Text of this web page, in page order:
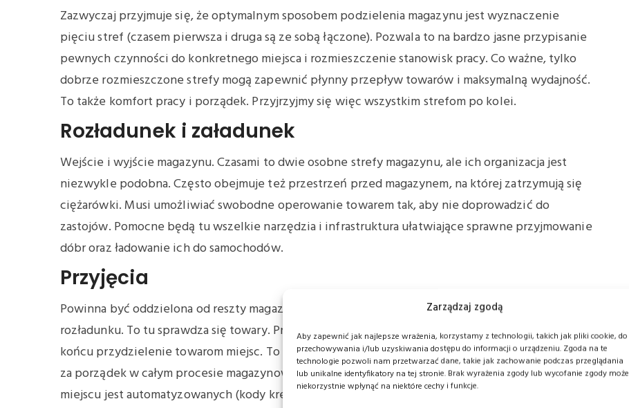
Zarządzaj zgodą
Aby zapewnić jak najlepsze wrażenia, korzystamy z technologii, takich jak pliki cookie, do
przechowywania i/lub uzyskiwania dostępu do informacji o urządzeniu. Zgoda na te
technologie pozwoli nam przetwarzać dane, takie jak zachowanie podczas przeglądania
lub unikalne identyfikatory na tej stronie. Brak wyrażenia zgody lub wycofanie zgody może
niekorzystnie wpłynąć na niektóre cechy i funkcje.
Zazwyczaj przyjmuje się, że optymalnym sposobem podzielenia magazynu jest wyznaczenie
pięciu stref (czasem pierwsza i druga są ze sobą łączone). Pozwala to na bardzo jasne przypisanie
pewnych czynności do konkretnego miejsca i rozmieszczenie stanowisk pracy. Co ważne, tylko
dobrze rozmieszczone strefy mogą zapewnić płynny przepływ towarów i maksymalną wydajność.
To także komfort pracy i porządek. Przyjrzyjmy się więc wszystkim strefom po kolei.
Rozładunek i załadunek
Wejście i wyjście magazynu. Czasami to dwie osobne strefy magazynu, ale ich organizacja jest
niezwykle podobna. Często obejmuje też przestrzeń przed magazynem, na której zatrzymują się
ciężarówki. Musi umożliwiać swobodne operowanie towarem tak, aby nie doprowadzić do
zastojów. Pomocne będą tu wszelkie narzędzia i infrastruktura ułatwiające sprawne przyjmowanie
dóbr oraz ładowanie ich do samochodów.
Przyjęcia
Powinna być oddzielona od reszty magazynu, a jednocześnie umieszczona blisko strefy
rozładunku. To tu sprawdza się towary. Przeprowadzana jest kontrola jakości, sortowanie, a na
końcu przydzielenie towarom miejsc. To niezwykle ważna strefa, gdyż to właśnie ona odpowiada
za porządek w całym procesie magazynowania. W ostatnich latach coraz więcej czynności w tym
miejscu jest automatyzowanych (kody kreskowe, zrobotyzowane rozdzielnice).